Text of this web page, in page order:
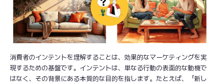
消費者のインテントを理解することは、効果的なマーケティングを実
現するための基盤です。インテントは、単なる行動の表面的な動機で
はなく、その背景にある本質的な目的を指します。たとえば、「新し